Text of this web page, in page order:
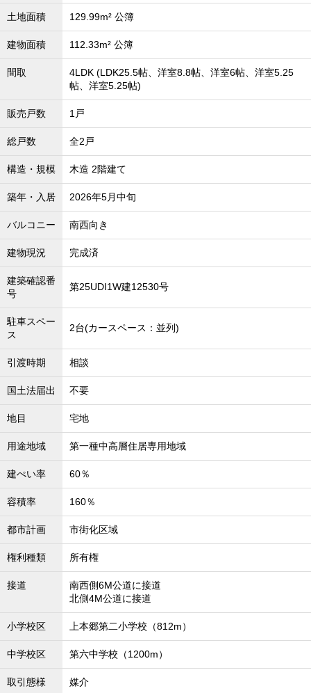
土地面積 129.99m² 公簿
建物面積 112.33m² 公簿
間取
4LDK (LDK25.5帖、洋室8.8帖、洋室6帖、洋室5.25
帖、洋室5.25帖)
販売戸数 1戸
総戸数 全2戸
構造・規模 木造 2階建て
築年・入居 2026年5月中旬
バルコニー 南西向き
建物現況 完成済
建築確認番
号
第25UDI1W建12530号
駐車スペー
ス
2台(カースペース：並列)
引渡時期 相談
国土法届出 不要
地目 宅地
用途地域 第一種中高層住居専用地域
建ぺい率 60％
容積率 160％
都市計画 市街化区域
権利種類 所有権
接道
南西側6M公道に接道
北側4M公道に接道
小学校区 上本郷第二小学校（812m）
中学校区 第六中学校（1200m）
取引態様 媒介
沖縄全域エリア
沖縄全域エリアの新築一戸建
沖縄全域エリアの中古一戸建
沖縄全域エリアのマンション
沖縄全域エリアの土地
全店舗営業社員募集！